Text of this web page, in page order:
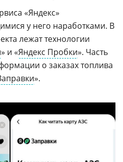
«Яндекс»
у него наработками. В
лежат технологии
» и «Яндекс Пробки». Часть
о заказах топлива
».